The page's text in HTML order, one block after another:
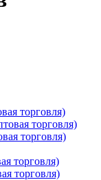
торговля)
торговля)
торговля)
торговля)
торговля)